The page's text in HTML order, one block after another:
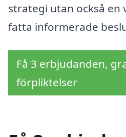
strategi utan också en
fatta informerade
Få 3 erbjudanden,
förpliktelser